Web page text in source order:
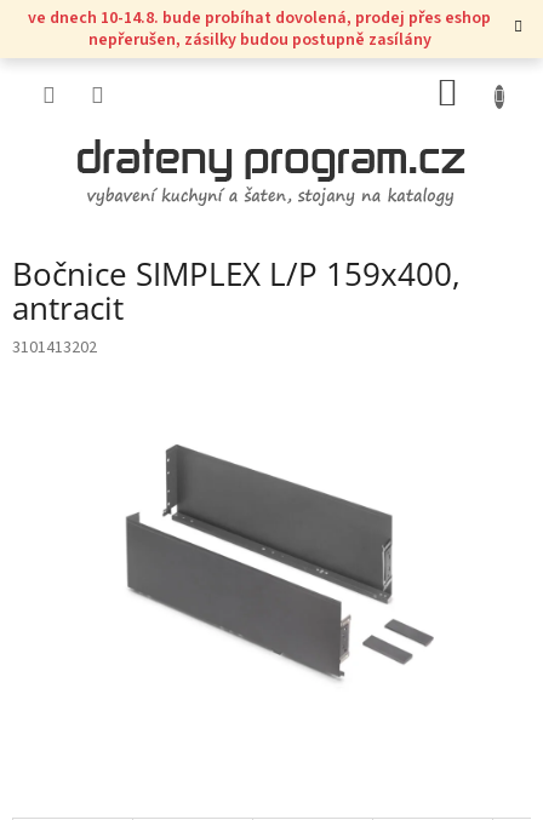
Přejít
obsah
ve dnech 10-14.8. bude probíhat dovolená, prodej přes eshop
nepřerušen, zásilky budou postupně zasílány
KOŠÍK
Bočnice SIMPLEX L/P 159x400,
antracit
3101413202